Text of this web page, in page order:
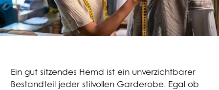
Ein gut sitzendes Hemd ist ein unverzichtbarer
Bestandteil jeder stilvollen Garderobe. Egal ob